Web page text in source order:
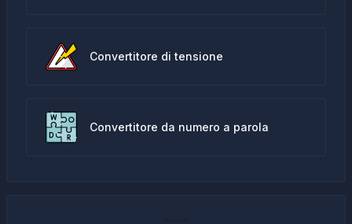
Convertitore di tensione
Convertitore da numero a parola